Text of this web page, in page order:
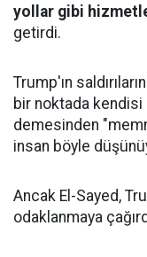
yollar gibi
getirdi.
Trump'ın
bir noktada
demesinden
insan böyle
Ancak El-Sayed,
odaklanmaya